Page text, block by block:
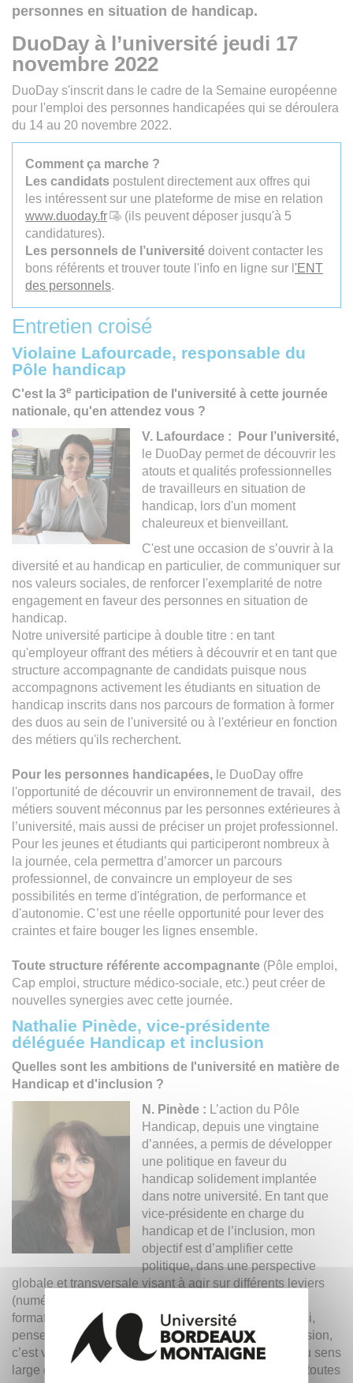
personnes en situation de handicap.
DuoDay à l’université jeudi 17
novembre 2022
DuoDay s'inscrit dans le cadre de la Semaine européenne
pour l'emploi des personnes handicapées qui se déroulera
du 14 au 20 novembre 2022.
Comment ça marche ?
Les candidats postulent directement aux offres qui
les intéressent sur une plateforme de mise en relation
www.duoday.fr
(ils peuvent déposer jusqu'à 5
candidatures).
Les personnels de l’université doivent contacter les
bons référents et trouver toute l'info en ligne sur l 'ENT
des personnels.
Entretien croisé
Violaine Lafourcade, responsable du
Pôle handicap
C'est la 3e participation de l'université à cette journée
nationale, qu'en attendez vous ?
V. Lafourdace : Pour l’université,
le DuoDay permet de découvrir les
atouts et qualités professionnelles
de travailleurs en situation de
handicap, lors d'un moment
chaleureux et bienveillant.
C'est une occasion de s’ouvrir à la
diversité et au handicap en particulier, de communiquer sur
nos valeurs sociales, de renforcer l'exemplarité de notre
engagement en faveur des personnes en situation de
handicap.
Notre université participe à double titre : en tant
qu'employeur offrant des métiers à découvrir et en tant que
structure accompagnante de candidats puisque nous
accompagnons activement les étudiants en situation de
handicap inscrits dans nos parcours de formation à former
des duos au sein de l'université ou à l'extérieur en fonction
des métiers qu'ils recherchent.
Pour les personnes handicapées, le DuoDay offre
l'opportunité de découvrir un environnement de travail, des
métiers souvent méconnus par les personnes extérieures à
l’université, mais aussi de préciser un projet professionnel.
Pour les jeunes et étudiants qui participeront nombreux à
la journée, cela permettra d’amorcer un parcours
professionnel, de convaincre un employeur de ses
possibilités en terme d'intégration, de performance et
d'autonomie. C’est une réelle opportunité pour lever des
craintes et faire bouger les lignes ensemble.
Toute structure référente accompagnante (Pôle emploi,
Cap emploi, structure médico-sociale, etc.) peut créer de
nouvelles synergies avec cette journée.
Nathalie Pinède, vice-présidente
déléguée Handicap et inclusion
Quelles sont les ambitions de l'université en matière de
Handicap et d'inclusion ?
N. Pinède : L’action du Pôle
Handicap, depuis une vingtaine
d’années, a permis de développer
une politique en faveur du
handicap solidement implantée
dans notre université. En tant que
vice-présidente en charge du
handicap et de l’inclusion, mon
objectif est d’amplifier cette
politique, dans une perspective
globale et transversale visant à agir sur différents leviers
(numérique, bâti, carrières, insertion professionnelle,
formation, vie sociale, sportive et culturelle, etc.). Ainsi,
penser une politique handicap sous l’angle de l’inclusion,
c’est veiller à ce que l’environnement universitaire, au sens
large du terme, soit le plus accessible possible, pour toutes